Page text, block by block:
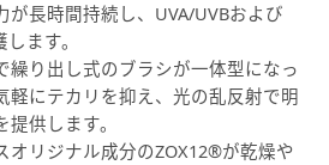
長時間持続し、UVA/UVBおよび
ます。
繰り出し式のブラシが一体型になっ
軽にテカリを抑え、光の乱反射で明
供します。
オリジナル成分のZOX12®が乾燥や